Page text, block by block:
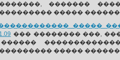
�������
�����
�����
��� �������� ���,
�����